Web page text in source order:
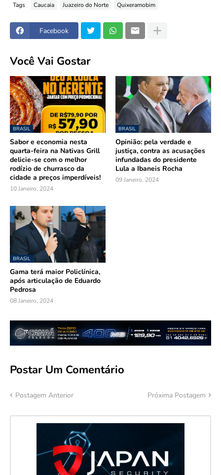
Tags Caucaia Juazeiro do Norte Quixeramobim
Facebook
Você Vai Gostar
BRASIL
Sabor e economia nesta
quarta-feira na Nativas Grill
delicie-se com o melhor
rodízio de churrasco da
cidade a preços imperdíveis!
10 Janeiro, 2024
BRASIL
Opinião: pela verdade e
justiça, contra as acusações
infundadas do presidente
Lula a Ibaneis Rocha
09 Janeiro, 2024
BRASIL
Gama terá maior Policlínica,
após articulação de Eduardo
Pedrosa
08 Janeiro, 2024
Postar Um Comentário
Postagem Anterior Próxima Postagem